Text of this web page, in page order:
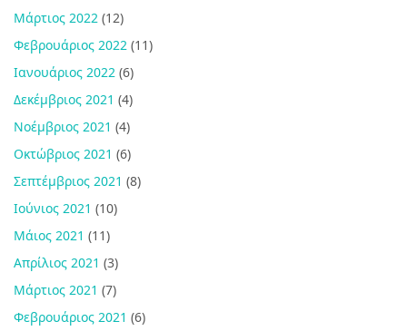
Μάρτιος 2022 (12)
Φεβρουάριος 2022 (11)
Ιανουάριος 2022 (6)
Δεκέμβριος 2021 (4)
Νοέμβριος 2021 (4)
Οκτώβριος 2021 (6)
Σεπτέμβριος 2021 (8)
Ιούνιος 2021 (10)
Μάιος 2021 (11)
Απρίλιος 2021 (3)
Μάρτιος 2021 (7)
Φεβρουάριος 2021 (6)